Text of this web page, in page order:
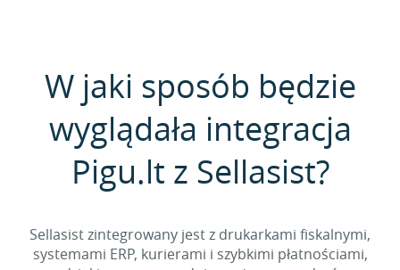
W jaki sposób będzie
wyglądała integracja
Pigu.lt z Sellasist?
Sellasist zintegrowany jest z drukarkami fiskalnymi,
systemami ERP, kurierami i szybkimi płatnościami,